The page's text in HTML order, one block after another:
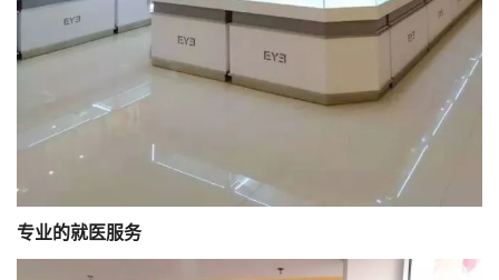
专业的就医服务